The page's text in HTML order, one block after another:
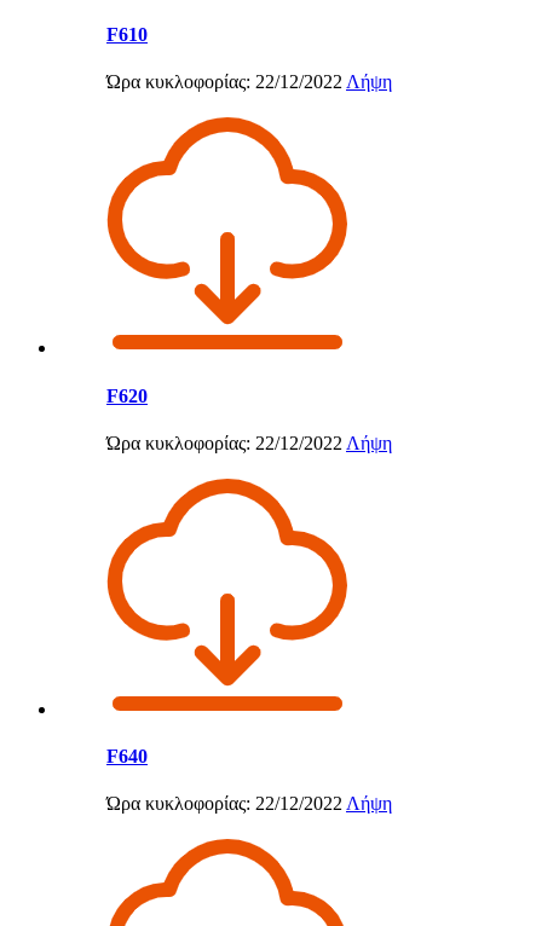
F610
Ώρα κυκλοφορίας: 22/12/2022 Λήψη
F620
Ώρα κυκλοφορίας: 22/12/2022 Λήψη
F640
Ώρα κυκλοφορίας: 22/12/2022 Λήψη